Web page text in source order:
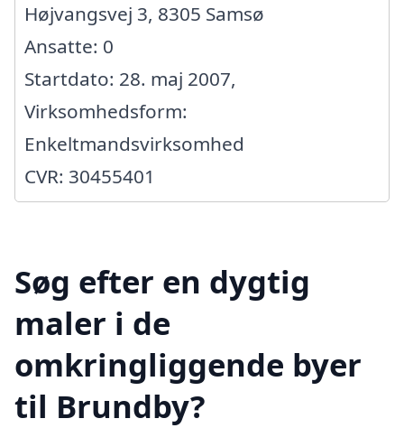
Højvangsvej 3, 8305 Samsø
Ansatte: 0
Startdato: 28. maj 2007,
Virksomhedsform:
Enkeltmandsvirksomhed
CVR: 30455401
Søg efter en dygtig
maler i de
omkringliggende byer
til Brundby?